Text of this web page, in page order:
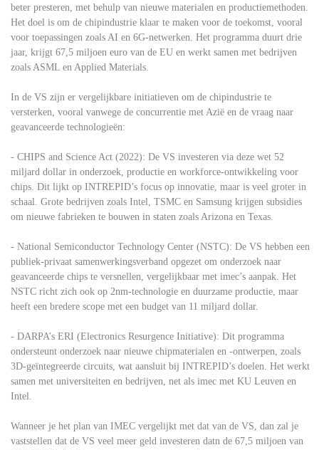
beter presteren, met behulp van nieuwe materialen en productiemethoden.
Het doel is om de chipindustrie klaar te maken voor de toekomst, vooral
voor toepassingen zoals AI en 6G-netwerken. Het programma duurt drie
jaar, krijgt 67,5 miljoen euro van de EU en werkt samen met bedrijven
zoals ASML en Applied Materials.
In de VS zijn er vergelijkbare initiatieven om de chipindustrie te
versterken, vooral vanwege de concurrentie met Azië en de vraag naar
geavanceerde technologieën:
- CHIPS and Science Act (2022): De VS investeren via deze wet 52
miljard dollar in onderzoek, productie en workforce-ontwikkeling voor
chips. Dit lijkt op INTREPID’s focus op innovatie, maar is veel groter in
schaal. Grote bedrijven zoals Intel, TSMC en Samsung krijgen subsidies
om nieuwe fabrieken te bouwen in staten zoals Arizona en Texas.
- National Semiconductor Technology Center (NSTC): De VS hebben een
publiek-privaat samenwerkingsverband opgezet om onderzoek naar
geavanceerde chips te versnellen, vergelijkbaar met imec’s aanpak. Het
NSTC richt zich ook op 2nm-technologie en duurzame productie, maar
heeft een bredere scope met een budget van 11 miljard dollar.
- DARPA’s ERI (Electronics Resurgence Initiative): Dit programma
ondersteunt onderzoek naar nieuwe chipmaterialen en -ontwerpen, zoals
3D-geïntegreerde circuits, wat aansluit bij INTREPID’s doelen. Het werkt
samen met universiteiten en bedrijven, net als imec met KU Leuven en
Intel.
Wanneer je het plan van IMEC vergelijkt met dat van de VS, dan zal je
vaststellen dat de VS veel meer geld investeren datn de 67,5 miljoen van